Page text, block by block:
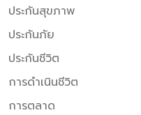
ประกันสุขภาพ
ประกันภัย
ประกันชีวิต
การดำเนินชีวิต
การตลาด